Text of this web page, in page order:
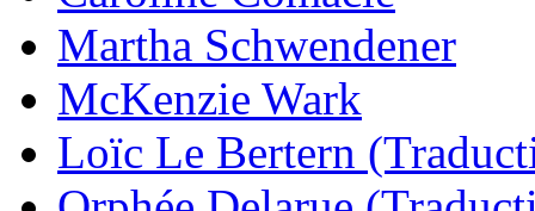
Martha Schwendener
McKenzie Wark
Loïc Le Bertern